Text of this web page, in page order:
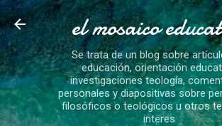
Ir al contenido principal
el mosaico
Se trata de un blog sobre
educación, orientación
investigaciones teología,
personales y diapositivas sobre
filosóficos o teológicos u otros
interes